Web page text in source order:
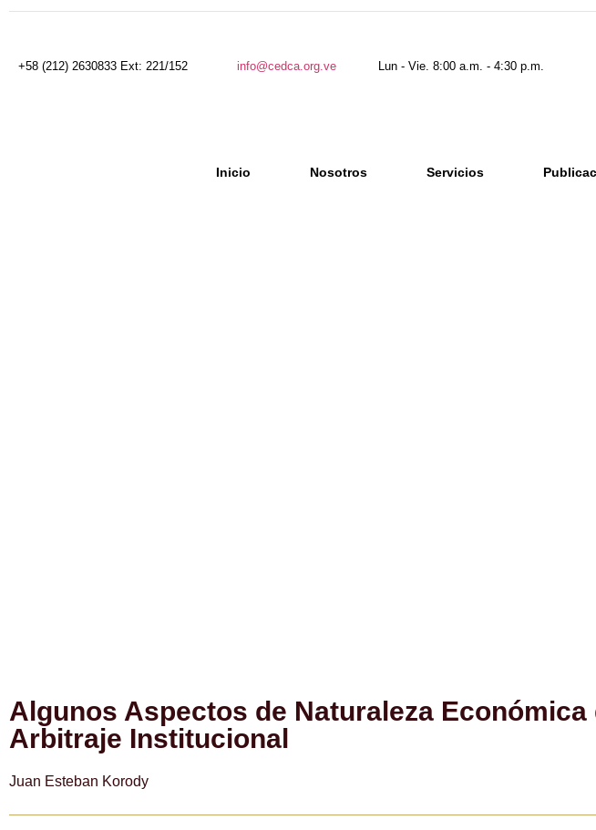
+58 (212) 2630833 Ext: 221/152 info@cedca.org.ve Lun - Vie. 8:00 a.m. - 4:30 p.m.
Inicio Nosotros Servicios
Algunos Aspectos de Naturaleza
Arbitraje Institucional
Juan Esteban Korody